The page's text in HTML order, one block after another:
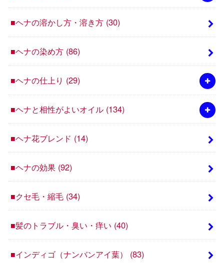
■ヘナの溶かし方・溶き方 (30)
■ヘナの染め方 (86)
■ヘナの仕上り (29)
■ヘナと相性がよいオイル (134)
■ヘナ花ブレンド (14)
■ヘナの効果 (92)
■クセ毛・縮毛 (34)
■髪のトラブル・臭い・痒い (40)
■インディゴ（ナンバンアイ葉） (83)